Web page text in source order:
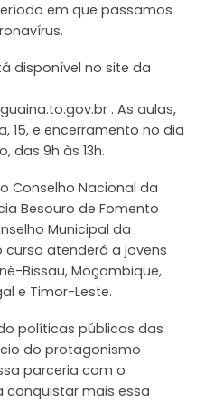
em que passamos
disponível no site da
. As aulas,
15, e encerramento no dia
das 9h às 13h.
Conselho Nacional da
Besouro de Fomento
Municipal da
curso atenderá a jovens
Bissau, Moçambique,
e Timor-Leste.
políticas públicas das
do protagonismo
parceria com o
conquistar mais essa